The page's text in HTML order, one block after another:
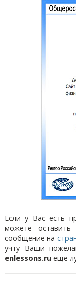
Если у Вас есть
можете
сообщение на
учту Ваши
enlessons.ru еще